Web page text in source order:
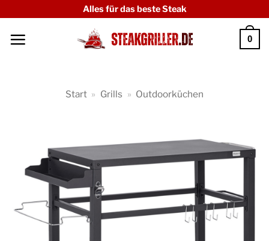
springen
Alles für das beste Steak
0
Start » Grills » Outdoorküchen